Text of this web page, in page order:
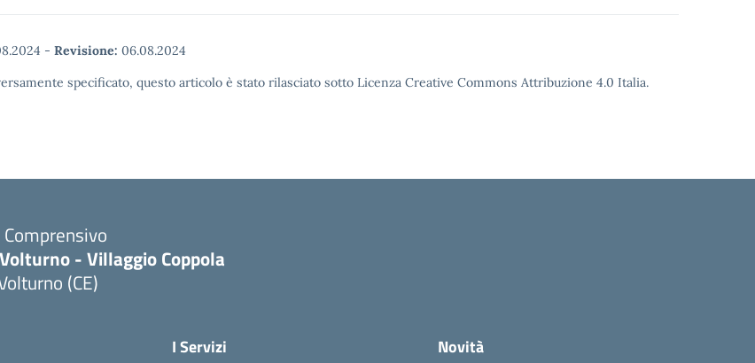
- Revisione: 06.08.2024
specificato, questo articolo è stato rilasciato sotto Licenza Creative Commons Attribuzione 4.0 Italia.
- Villaggio Coppola
(CE)
I Servizi Novità